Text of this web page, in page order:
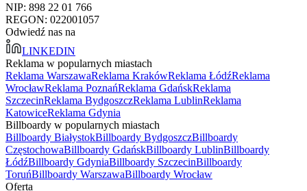
NIP: 898 22 01 766
REGON: 022001057
Odwiedź nas na
LINKEDIN
Reklama w popularnych miastach
Reklama WarszawaReklama KrakówReklama ŁódźReklama
WrocławReklama PoznańReklama GdańskReklama
SzczecinReklama BydgoszczReklama LublinReklama
KatowiceReklama Gdynia
Billboardy w popularnych miastach
Billboardy BiałystokBillboardy BydgoszczBillboardy
CzęstochowaBillboardy GdańskBillboardy LublinBillboardy
ŁódźBillboardy GdyniaBillboardy SzczecinBillboardy
ToruńBillboardy WarszawaBillboardy Wrocław
Oferta